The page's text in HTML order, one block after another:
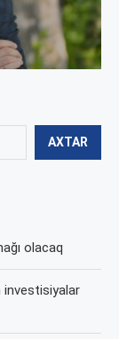
AXTAR
olacaq
investisiyalar